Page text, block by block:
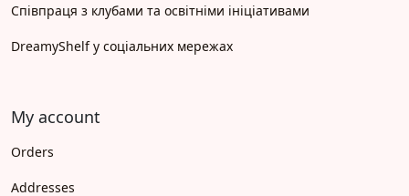
Співпраця з клубами та освітніми ініціативами
DreamyShelf у соціальних мережах
My account
Orders
Addresses